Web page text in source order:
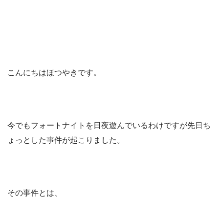
こんにちはほつやきです。
今でもフォートナイトを日夜遊んでいるわけですが先日ち
ょっとした事件が起こりました。
その事件とは、